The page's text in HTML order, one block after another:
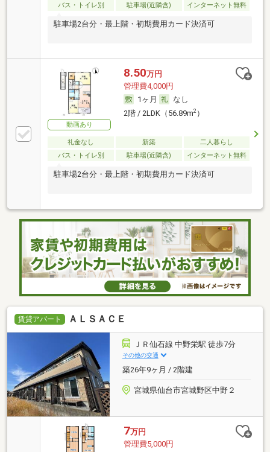
バス・トイレ別
駐車場(近隣含) インターネット無料
駐車場2台分・最上階・初期費用カード決済可
動画あり
8.50万円
管理費4,000円
1ヶ月
なし
2階 / 2LDK（56.89m2）
礼金なし 新築
二人暮らし
バス・トイレ別
駐車場(近隣含) インターネット無料
駐車場2台分・最上階・初期費用カード決済可
賃貸アパート ＡＬＳＡＣＥ
ＪＲ仙石線 中野栄駅 徒歩7分
その他の交通
築26年9ヶ月 / 2階建
宮城県仙台市宮城野区中野２
7万円
管理費5,000円